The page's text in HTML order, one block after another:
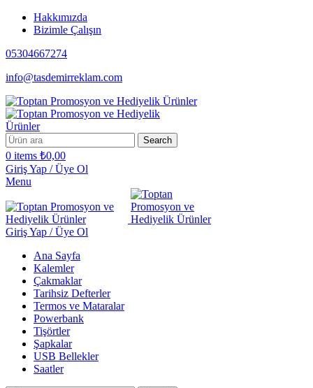
Hakkımızda
Bizimle Çalışın
05304667274
info@tasdemirreklam.com
Search
0 items ₺0,00
Giriş Yap / Üye Ol
Menu
Giriş Yap / Üye Ol
Ana Sayfa
Kalemler
Çakmaklar
Tarihsiz Defterler
Termos ve Mataralar
Powerbank
Tişörtler
Şapkalar
USB Bellekler
Saatler